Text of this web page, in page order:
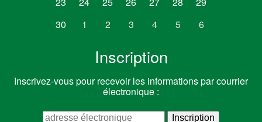
30
1 2 3 4 5 6
Inscription
Inscrivez-vous pour recevoir les informations par courrier
électronique :